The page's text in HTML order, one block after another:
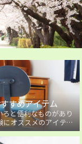
すめアイテム
ろと便利なものがあり
にオススメのアイテム
しています。